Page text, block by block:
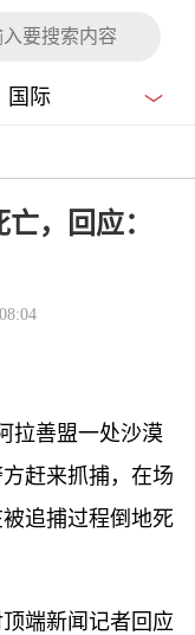
国际
，回应：
拉善盟一处沙漠
赶来抓捕，在场
追捕过程倒地死
端新闻记者回应